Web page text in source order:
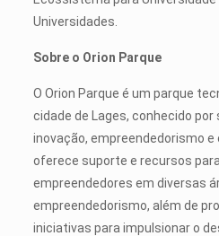
Universidades.
Sobre o Orion Parque
O Orion Parque é um parque
cidade de Lages, conhecido por
inovação, empreendedorismo e
oferece suporte e recursos
empreendedores em diversas
empreendedorismo, além de
iniciativas para impulsionar o